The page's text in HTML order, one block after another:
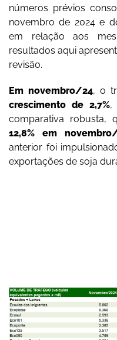
números prévios
novembro de 2024 e
em relação aos
resultados aqui
revisão.
Em novembro/24, o
crescimento de 2,7%,
comparativa robusta,
12,8% em
anterior foi
exportações de soja